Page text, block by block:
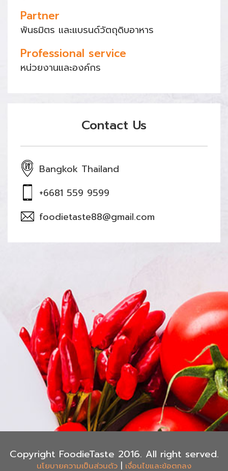
Partner
พันธมิตร และแบรนด์วัตถุดิบอาหาร
Professional service
หน่วยงานและองค์กร
Contact Us
Bangkok Thailand
+6681 559 9599
foodietaste88@gmail.com
Copyright FoodieTaste 2016. All right served.
นโยบายความเป็นส่วนตัว | เงื่อนไขและข้อตกลง